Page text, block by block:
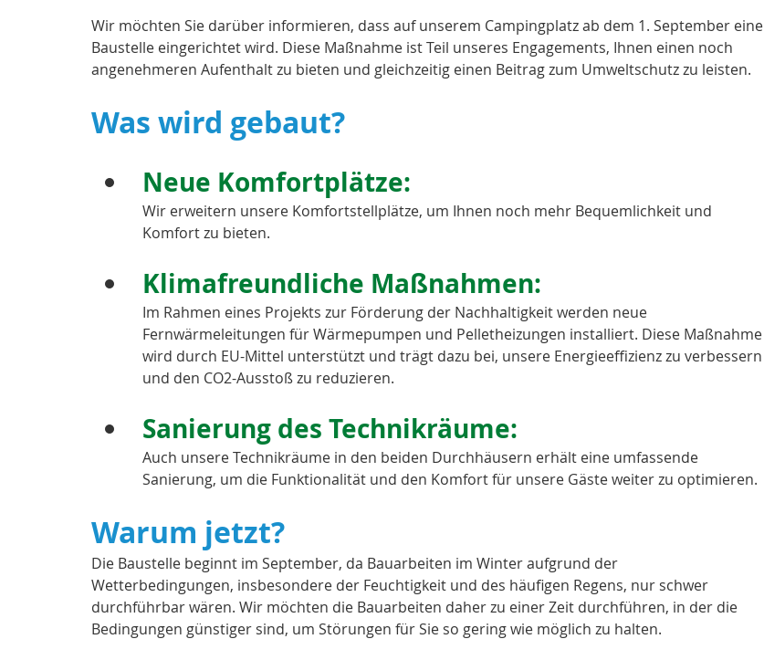
Wir möchten Sie darüber informieren, dass auf unserem Campingplatz ab dem 1. September eine
Baustelle eingerichtet wird. Diese Maßnahme ist Teil unseres Engagements, Ihnen einen noch
angenehmeren Aufenthalt zu bieten und gleichzeitig einen Beitrag zum Umweltschutz zu leisten.
Was wird gebaut?
Neue Komfortplätze:
Wir erweitern unsere Komfortstellplätze, um Ihnen noch mehr Bequemlichkeit und
Komfort zu bieten.
Klimafreundliche Maßnahmen:
Im Rahmen eines Projekts zur Förderung der Nachhaltigkeit werden neue
Fernwärmeleitungen für Wärmepumpen und Pelletheizungen installiert. Diese Maßnahme
wird durch EU-Mittel unterstützt und trägt dazu bei, unsere Energieeffizienz zu verbessern
und den CO2-Ausstoß zu reduzieren.
Sanierung des Technikräume:
Auch unsere Technikräume in den beiden Durchhäusern erhält eine umfassende
Sanierung, um die Funktionalität und den Komfort für unsere Gäste weiter zu optimieren.
Warum jetzt?
Die Baustelle beginnt im September, da Bauarbeiten im Winter aufgrund der
Wetterbedingungen, insbesondere der Feuchtigkeit und des häufigen Regens, nur schwer
durchführbar wären. Wir möchten die Bauarbeiten daher zu einer Zeit durchführen, in der die
Bedingungen günstiger sind, um Störungen für Sie so gering wie möglich zu halten.